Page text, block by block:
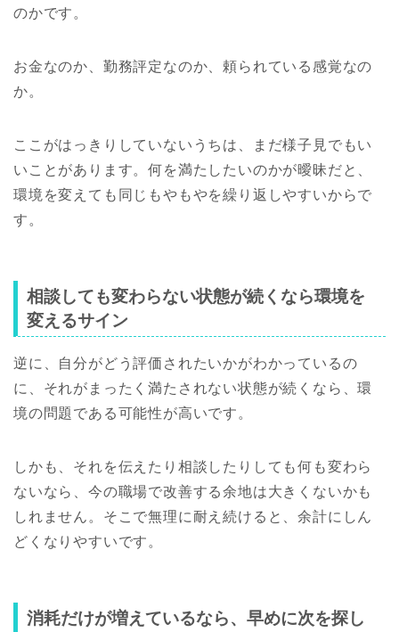
のかです。
お金なのか、勤務評定なのか、頼られている感覚なの
か。
ここがはっきりしていないうちは、まだ様子見でもい
いことがあります。何を満たしたいのかが曖昧だと、
環境を変えても同じもやもやを繰り返しやすいからで
す。
相談しても変わらない状態が続くなら環境を
変えるサイン
逆に、自分がどう評価されたいかがわかっているの
に、それがまったく満たされない状態が続くなら、環
境の問題である可能性が高いです。
しかも、それを伝えたり相談したりしても何も変わら
ないなら、今の職場で改善する余地は大きくないかも
しれません。そこで無理に耐え続けると、余計にしん
どくなりやすいです。
消耗だけが増えているなら、早めに次を探し